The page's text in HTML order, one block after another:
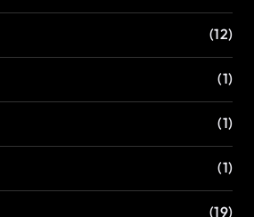
(12)
(1)
(1)
(1)
(19)